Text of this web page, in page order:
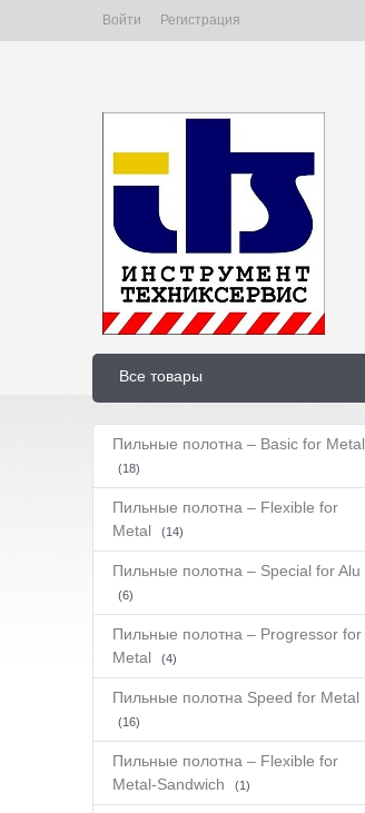
Войти Регистрация
Все товары
Пильные полотна – Basic for Metal
(18)
Пильные полотна – Flexible for
Metal
(14)
Пильные полотна – Special for Alu
(6)
Пильные полотна – Progressor for
Metal
(4)
Пильные полотна Speed for Metal
(16)
Пильные полотна – Flexible for
Metal-Sandwich
(1)